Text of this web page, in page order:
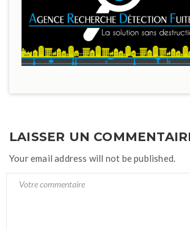
LAISSER UN
Your email address will not be published.